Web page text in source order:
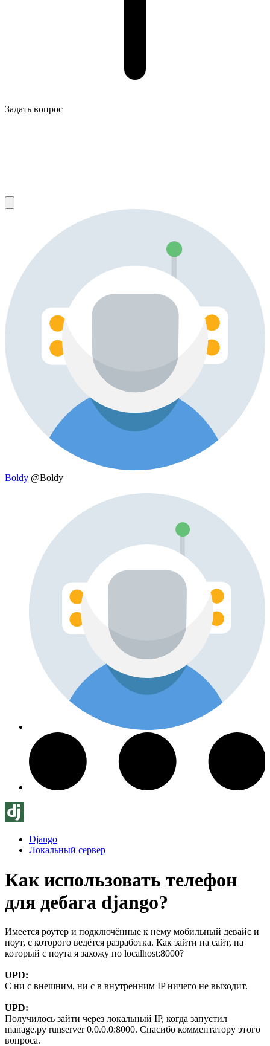
Задать вопрос
Boldy @Boldy
Django
Локальный сервер
Как использовать телефон
для дебага django?
Имеется роутер и подключённые к нему мобильный девайс и
ноут, с которого ведётся разработка. Как зайти на сайт, на
который с ноута я захожу по localhost:8000?
UPD:
С ни с внешним, ни с в внутренним IP ничего не выходит.
UPD:
Получилось зайти через локальный IP, когда запустил
manage.py runserver 0.0.0.0:8000. Спасибо комментатору этого
вопроса.